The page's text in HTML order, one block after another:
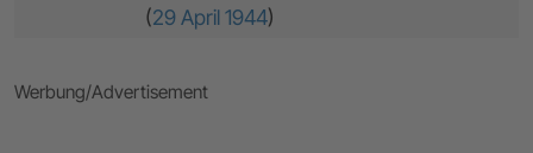
(29 April 1944)
Werbung/Advertisement